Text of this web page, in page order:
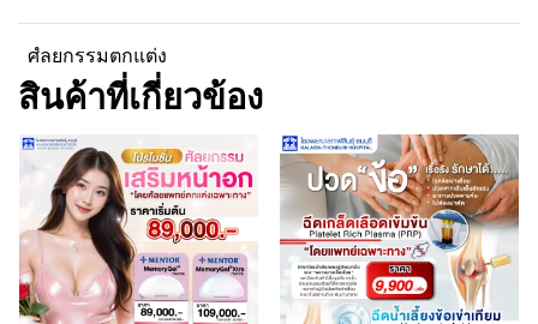
ศํลยกรรมตกแต่ง
สินค้าที่เกี่ยวข้อง